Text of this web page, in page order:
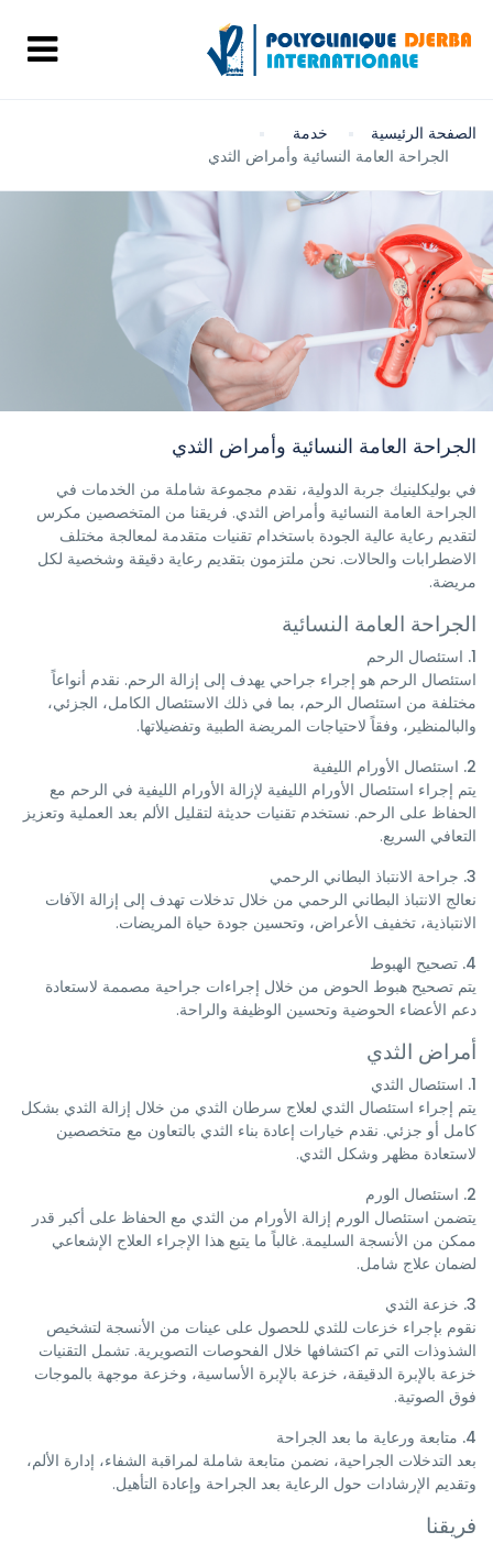
الصفحة الرئيسية
خدمة
الجراحة العامة النسائية وأمراض الثدي
الجراحة العامة النسائية وأمراض الثدي
في بوليكلينيك جربة الدولية، نقدم مجموعة شاملة من الخدمات في
الجراحة العامة النسائية وأمراض الثدي. فريقنا من المتخصصين مكرس
لتقديم رعاية عالية الجودة باستخدام تقنيات متقدمة لمعالجة مختلف
الاضطرابات والحالات. نحن ملتزمون بتقديم رعاية دقيقة وشخصية لكل
مريضة.
الجراحة العامة النسائية
1. استئصال الرحم
استئصال الرحم هو إجراء جراحي يهدف إلى إزالة الرحم. نقدم أنواعاً
مختلفة من استئصال الرحم، بما في ذلك الاستئصال الكامل، الجزئي،
والبالمنظير، وفقاً لاحتياجات المريضة الطبية وتفضيلاتها.
2. استئصال الأورام الليفية
يتم إجراء استئصال الأورام الليفية لإزالة الأورام الليفية في الرحم مع
الحفاظ على الرحم. نستخدم تقنيات حديثة لتقليل الألم بعد العملية وتعزيز
التعافي السريع.
3. جراحة
الانتباذ البطاني الرحمي
نعالج الانتباذ البطاني الرحمي من خلال تدخلات تهدف إلى إزالة الآفات
الانتباذية، تخفيف الأعراض، وتحسين جودة حياة المريضات.
4. تصحيح الهبوط
يتم تصحيح هبوط الحوض من خلال إجراءات جراحية مصممة لاستعادة
دعم الأعضاء الحوضية وتحسين الوظيفة والراحة.
أمراض الثدي
1. استئصال الثدي
يتم إجراء استئصال الثدي لعلاج سرطان الثدي من خلال إزالة الثدي بشكل
كامل أو جزئي. نقدم خيارات إعادة بناء الثدي بالتعاون مع متخصصين
لاستعادة مظهر وشكل الثدي.
2. استئصال الورم
يتضمن استئصال الورم إزالة الأورام من الثدي مع الحفاظ على أكبر قدر
ممكن من الأنسجة السليمة. غالباً ما يتبع هذا الإجراء العلاج الإشعاعي
لضمان علاج شامل.
3. خزعة الثدي
نقوم بإجراء خزعات للثدي للحصول على عينات من الأنسجة لتشخيص
الشذوذات التي تم اكتشافها خلال الفحوصات التصويرية. تشمل التقنيات
خزعة بالإبرة الدقيقة، خزعة بالإبرة الأساسية، وخزعة موجهة بالموجات
فوق الصوتية.
4. متابعة ورعاية ما بعد الجراحة
بعد التدخلات الجراحية، نضمن متابعة شاملة لمراقبة الشفاء، إدارة الألم،
وتقديم الإرشادات حول الرعاية بعد الجراحة وإعادة التأهيل.
فريقنا